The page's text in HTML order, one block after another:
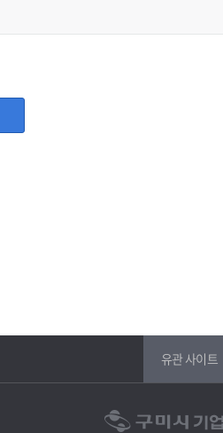
등록증, 담당자명, 담당자 직위, 담당자
유관 사이트